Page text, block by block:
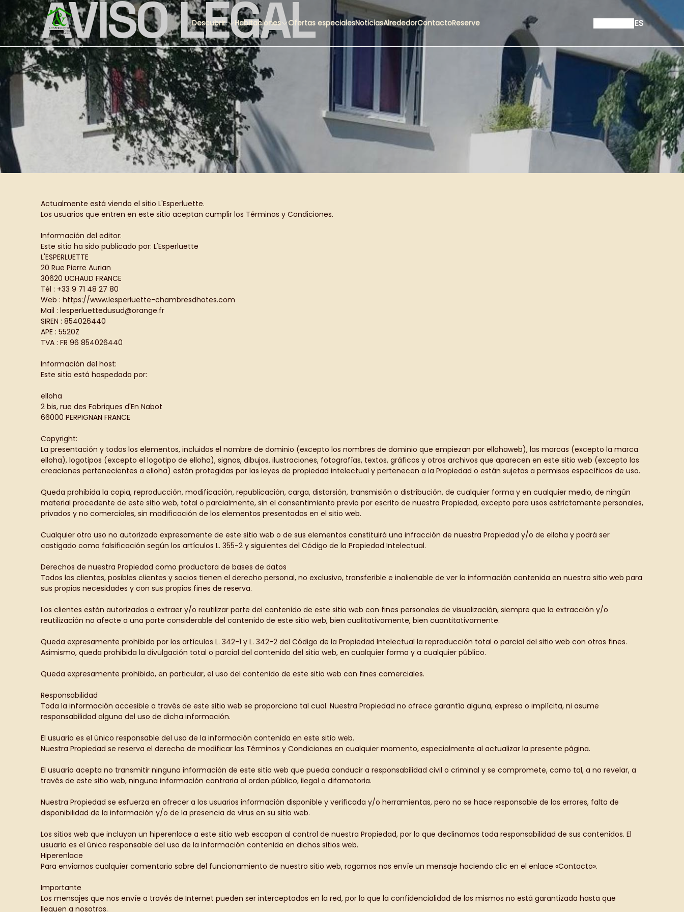
Descubrir Habitaciones Ofertas especialesNoticiasAlrededorContactoReserve ES
AVISO LEGAL
Actualmente está viendo el sitio L'Esperluette.
Los usuarios que entren en este sitio aceptan cumplir los Términos y Condiciones.
Información del editor:
Este sitio ha sido publicado por: L'Esperluette
L'ESPERLUETTE
20 Rue Pierre Aurian
30620 UCHAUD FRANCE
Tél : +33 9 71 48 27 80
Web : https://www.lesperluette-chambresdhotes.com
Mail : lesperluettedusud@orange.fr
SIREN : 854026440
APE : 5520Z
TVA : FR 96 854026440
Información del host:
Este sitio está hospedado por:
elloha
2 bis, rue des Fabriques d'En Nabot
66000 PERPIGNAN FRANCE
Copyright:
La presentación y todos los elementos, incluidos el nombre de dominio (excepto los nombres de dominio que empiezan por ellohaweb), las marcas (excepto la marca
elloha), logotipos (excepto el logotipo de elloha), signos, dibujos, ilustraciones, fotografías, textos, gráficos y otros archivos que aparecen en este sitio web (excepto las
creaciones pertenecientes a elloha) están protegidas por las leyes de propiedad intelectual y pertenecen a la Propiedad o están sujetas a permisos específicos de uso.
Queda prohibida la copia, reproducción, modificación, republicación, carga, distorsión, transmisión o distribución, de cualquier forma y en cualquier medio, de ningún
material procedente de este sitio web, total o parcialmente, sin el consentimiento previo por escrito de nuestra Propiedad, excepto para usos estrictamente personales,
privados y no comerciales, sin modificación de los elementos presentados en el sitio web.
Cualquier otro uso no autorizado expresamente de este sitio web o de sus elementos constituirá una infracción de nuestra Propiedad y/o de elloha y podrá ser
castigado como falsificación según los artículos L. 355-2 y siguientes del Código de la Propiedad Intelectual.
Derechos de nuestra Propiedad como productora de bases de datos
Todos los clientes, posibles clientes y socios tienen el derecho personal, no exclusivo, transferible e inalienable de ver la información contenida en nuestro sitio web para
sus propias necesidades y con sus propios fines de reserva.
Los clientes están autorizados a extraer y/o reutilizar parte del contenido de este sitio web con fines personales de visualización, siempre que la extracción y/o
reutilización no afecte a una parte considerable del contenido de este sitio web, bien cualitativamente, bien cuantitativamente.
Queda expresamente prohibida por los artículos L. 342-1 y L. 342-2 del Código de la Propiedad Intelectual la reproducción total o parcial del sitio web con otros fines.
Asimismo, queda prohibida la divulgación total o parcial del contenido del sitio web, en cualquier forma y a cualquier público.
Queda expresamente prohibido, en particular, el uso del contenido de este sitio web con fines comerciales.
Responsabilidad
Toda la información accesible a través de este sitio web se proporciona tal cual. Nuestra Propiedad no ofrece garantía alguna, expresa o implícita, ni asume
responsabilidad alguna del uso de dicha información.
El usuario es el único responsable del uso de la información contenida en este sitio web.
Nuestra Propiedad se reserva el derecho de modificar los Términos y Condiciones en cualquier momento, especialmente al actualizar la presente página.
El usuario acepta no transmitir ninguna información de este sitio web que pueda conducir a responsabilidad civil o criminal y se compromete, como tal, a no revelar, a
través de este sitio web, ninguna información contraria al orden público, ilegal o difamatoria.
Nuestra Propiedad se esfuerza en ofrecer a los usuarios información disponible y verificada y/o herramientas, pero no se hace responsable de los errores, falta de
disponibilidad de la información y/o de la presencia de virus en su sitio web.
Los sitios web que incluyan un hiperenlace a este sitio web escapan al control de nuestra Propiedad, por lo que declinamos toda responsabilidad de sus contenidos. El
usuario es el único responsable del uso de la información contenida en dichos sitios web.
Hiperenlace
Para enviarnos cualquier comentario sobre del funcionamiento de nuestro sitio web, rogamos nos envíe un mensaje haciendo clic en el enlace «Contacto».
Importante
Los mensajes que nos envíe a través de Internet pueden ser interceptados en la red, por lo que la confidencialidad de los mismos no está garantizada hasta que
lleguen a nosotros.